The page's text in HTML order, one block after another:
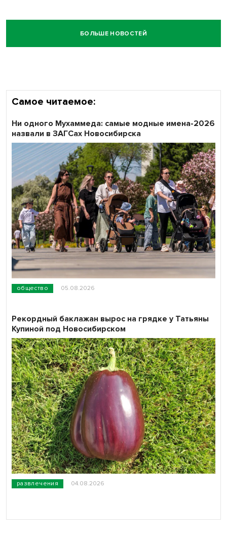
БОЛЬШЕ НОВОСТЕЙ
Самое читаемое:
общество 05.08.2026
Ни одного Мухаммеда: самые модные имена-2026
назвали в ЗАГСах Новосибирска
развлечения 04.08.2026
Рекордный баклажан вырос на грядке у Татьяны
Купиной под Новосибирском